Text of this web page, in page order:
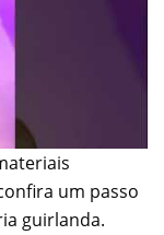
um passo
guirlanda.